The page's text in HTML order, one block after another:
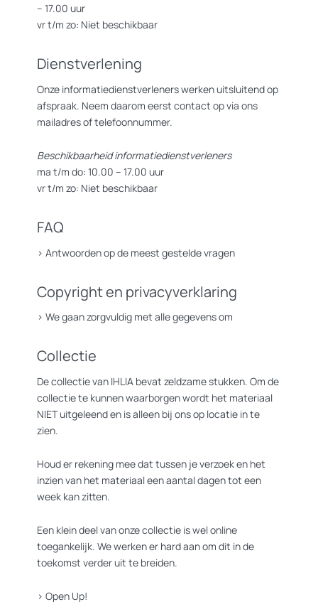
– 17.00 uur
vr t/m zo: Niet beschikbaar
Dienstverlening
Onze informatiedienstverleners werken uitsluitend op
afspraak. Neem daarom eerst contact op via ons
mailadres of telefoonnummer.
Beschikbaarheid informatiedienstverleners
ma t/m do: 10.00 – 17.00 uur
vr t/m zo: Niet beschikbaar
FAQ
> Antwoorden op de meest gestelde vragen
Copyright en privacyverklaring
> We gaan zorgvuldig met alle gegevens om
Collectie
De collectie van IHLIA bevat zeldzame stukken. Om de
collectie te kunnen waarborgen wordt het materiaal
NIET uitgeleend en is alleen bij ons op locatie in te
zien.
Houd er rekening mee dat tussen je verzoek en het
inzien van het materiaal een aantal dagen tot een
week kan zitten.
Een klein deel van onze collectie is wel online
toegankelijk. We werken er hard aan om dit in de
toekomst verder uit te breiden.
> Open Up!